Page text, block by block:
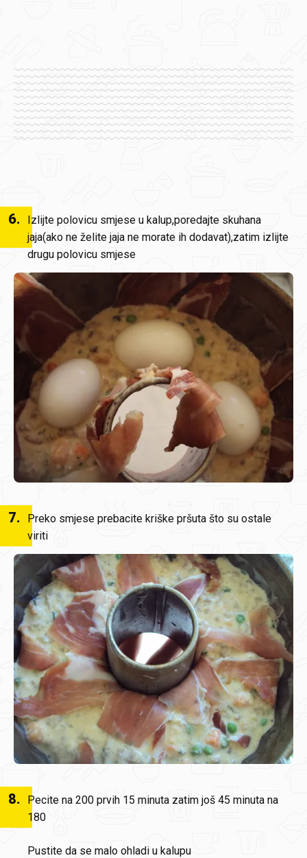
6.
Izlijte polovicu smjese u kalup,poredajte skuhana
jaja(ako ne želite jaja ne morate ih dodavat),zatim izlijte
drugu polovicu smjese
7.
Preko smjese prebacite kriške pršuta što su ostale
viriti
8.
Pecite na 200 prvih 15 minuta zatim još 45 minuta na
180
Pustite da se malo ohladi u kalupu